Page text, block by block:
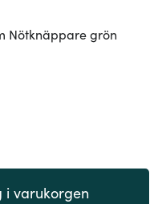
Nötknäppare grön
i varukorgen